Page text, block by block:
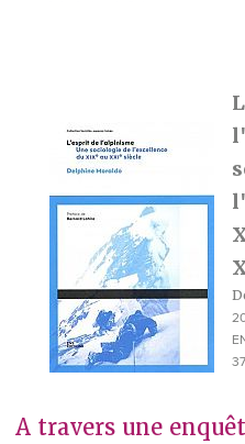
A travers une